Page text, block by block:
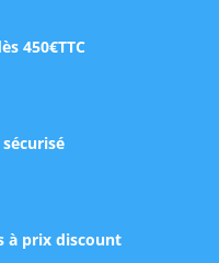
450€TTC
à prix discount